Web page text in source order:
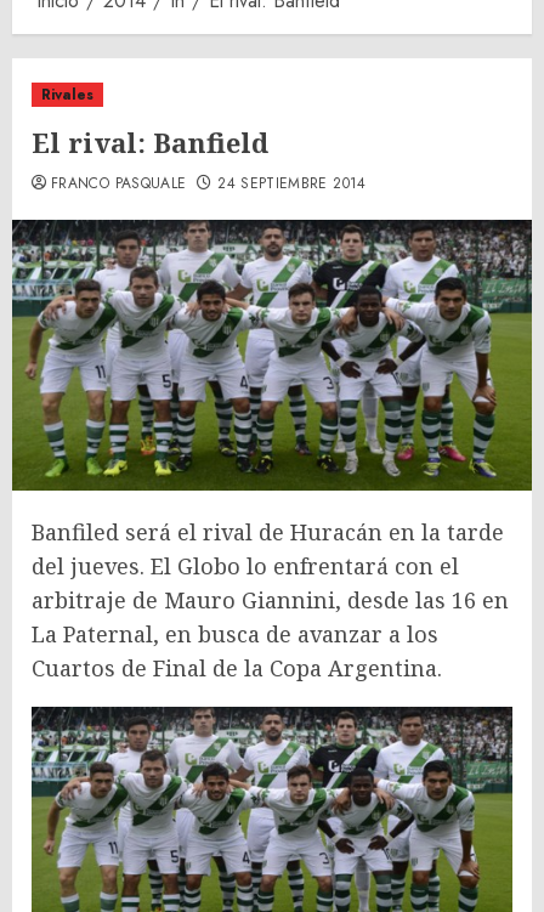
Rivales
El rival: Banfield
FRANCO PASQUALE 24 SEPTIEMBRE 2014
Banfiled será el rival de Huracán en la tarde
del jueves. El Globo lo enfrentará con el
arbitraje de Mauro Giannini, desde las 16 en
La Paternal, en busca de avanzar a los
Cuartos de Final de la Copa Argentina.